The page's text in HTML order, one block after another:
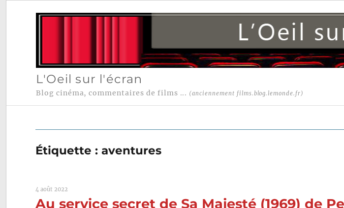
L'Oeil sur l'écran
Blog cinéma, commentaires de films ... (anciennement films.blog.lemonde.fr)
Étiquette :aventures
4 août 2022
Au service secret de Sa Majesté (1969) de